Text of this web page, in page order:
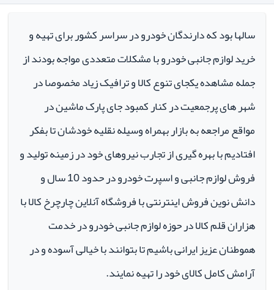
سالها بود که دارندگان خودرو در سراسر کشور برای تهیه و
خرید لوازم جانبی خودرو با مشکلات متعددی مواجه بودند از
جمله مشاهده یکجای تنوع کالا و ترافیک زیاد مخصوصا در
شهر های پرجمعیت در کنار کمبود جای پارک ماشین در
مواقع مراجعه به بازار بهمراه وسیله نقلیه خودشان تا بفکر
افتادیم با بهره گیری از تجارب نیروهای خود در زمینه تولید و
فروش لوازم جانبی و اسپرت خودرو در حدود 10 سال و
دانش نوین فروش اینترنتی با فروشگاه آنلاین چارچرخ کالا با
هزاران قلم کالا در حوزه لوازم جانبی خودرو در خدمت
هموطنان عزیز ایرانی باشیم تا بتوانند با خیالی آسوده و در
آرامش کامل کالای خود را تهیه نمایند.